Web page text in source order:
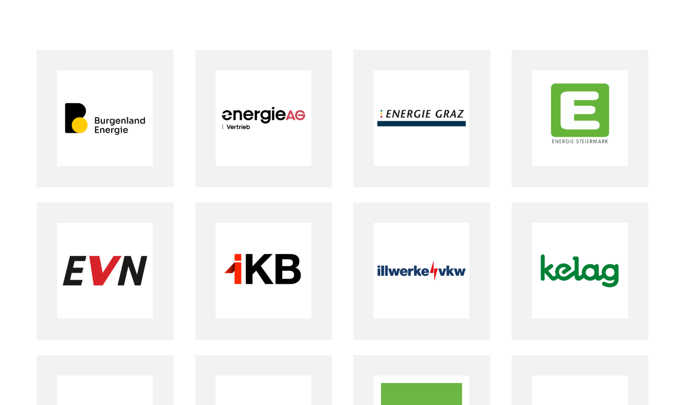
Burgenland Energie Energie AG Energie Graz Energie Steiermark
EVN
Innsbrucker
Kommunal Betriebe
illwerke VKW kelag